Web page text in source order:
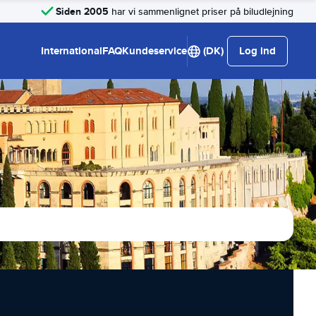
Siden 2005 har vi sammenlignet priser på biludlejning
InternationalFAQKundeservice (DK) Log ind